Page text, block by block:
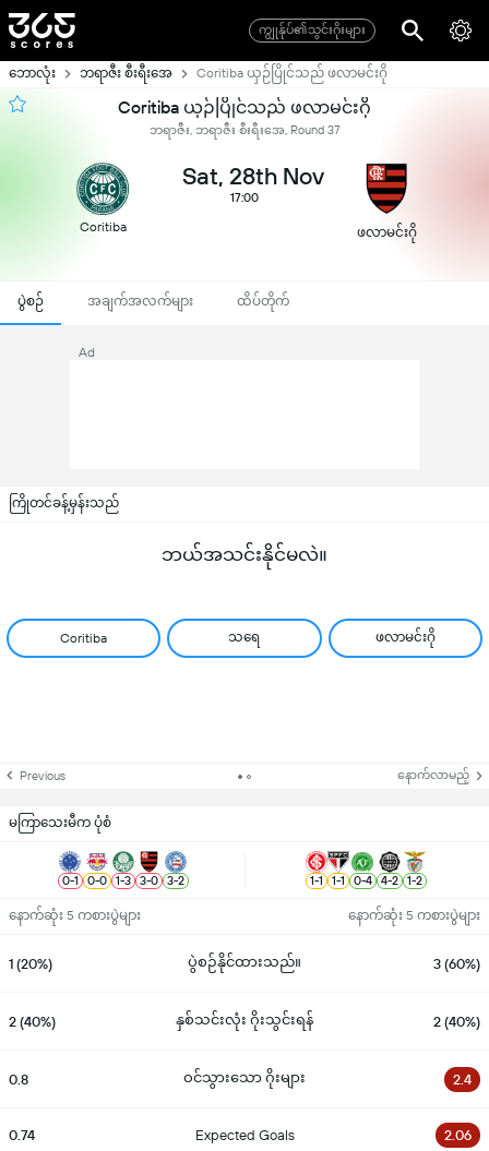
ကျွုန်ုပ်၏သွင်းဂိုးများ
ဘောလုံး ဘရာဇီး စီးရီးအေ Coritiba ယှဉ်ပြိုင်သည် ဖလာမင်းဂို
Coritiba ယှဉ်ပြိုင်သည် ဖလာမင်းဂို
ဘရာဇီး, ဘရာဇီး စီးရီးအေ, Round 37
Coritiba
Sat, 28th Nov
17:00
ဖလာမင်းဂို
ပွဲစဉ် အချက်အလက်များ ထိပ်တိုက်
Ad
ကြိုတင်ခန့်မှန်းသည်
ဘယ်အသင်းနိုင်မလဲ။
Coritiba သရေ ဖလာမင်းဂို
Previous နောက်လာမည့်
မကြာသေးမီက ပုံစံ
0-1 0-0 1-3 3-0 3-2 1-1 1-1 0-4 4-2 1-2
နောက်ဆုံး 5 ကစားပွဲများ နောက်ဆုံး 5 ကစားပွဲများ
1 (20%) ပွဲစဉ်နိုင်ထားသည်။ 3 (60%)
2 (40%) နှစ်သင်းလုံး ဂိုးသွင်းရန် 2 (40%)
0.8 ဝင်သွားသော ဂိုးများ 2.4
0.74 Expected Goals 2.06